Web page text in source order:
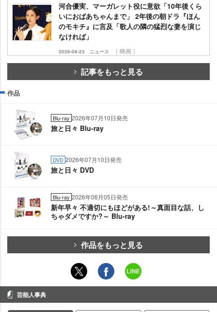
河合優実、マーガレット役に意欲「10年後くら
いにおばあちゃんまで」 2年後の朝ドラ『ほん
のモキチ』に言及「歌人の隣の猛烈な妻を演じ
なければ」
2026-06-23 ニュース ｜映画｜
記事をもっと見る
作品
Blu-ray 2026年07月10日発売
旅と日々 Blu-ray
DVD 2026年07月10日発売
旅と日々 DVD
Blu-ray 2026年06月05日発売
新年早々 不適切にもほどがある!～真面目な話、し
ちゃダメですか?～ Blu-ray
作品をもっと見る
芸能人事典